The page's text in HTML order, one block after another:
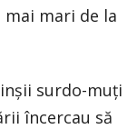
mai mari de la
surdo-muţi
încercau să